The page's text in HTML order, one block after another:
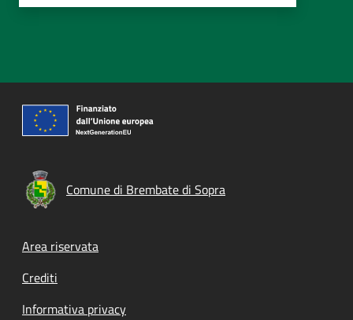
Comune di Brembate di Sopra
Footer menu
Area riservata
Crediti
Informativa privacy